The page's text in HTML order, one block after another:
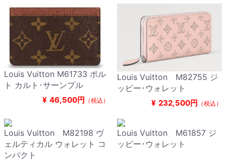
Louis Vuitton M61733 ポル
ト カルト･サーンプル
¥ 46,500円 （税込）
Louis Vuitton M82755 ジ
ッピー･ウォレット
¥ 232,500円 （税込）
Louis Vuitton M82198 ヴ
ェルティカル ウォレット コ
ンパクト
Louis Vuitton M61857 ジ
ッピー･ウォレット